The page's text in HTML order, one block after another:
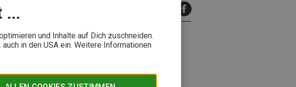
und Inhalte auf Dich zuschneiden.
in den USA ein. Weitere Informationen
so besonders macht, wie Du sicher
gefragt ist.